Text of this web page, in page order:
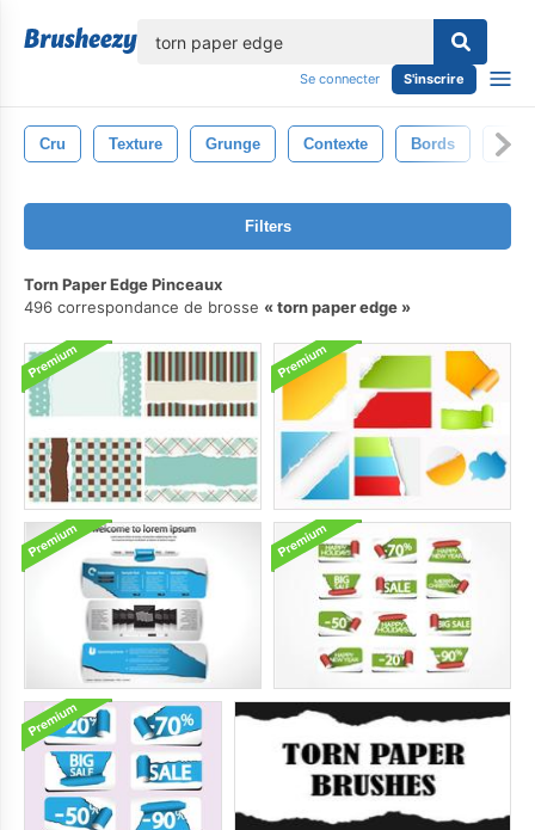
Se connecter S'inscrire
Cru Texture Grunge Contexte Bords
Filters
Torn Paper Edge Pinceaux
496 correspondance de brosse
torn paper edge